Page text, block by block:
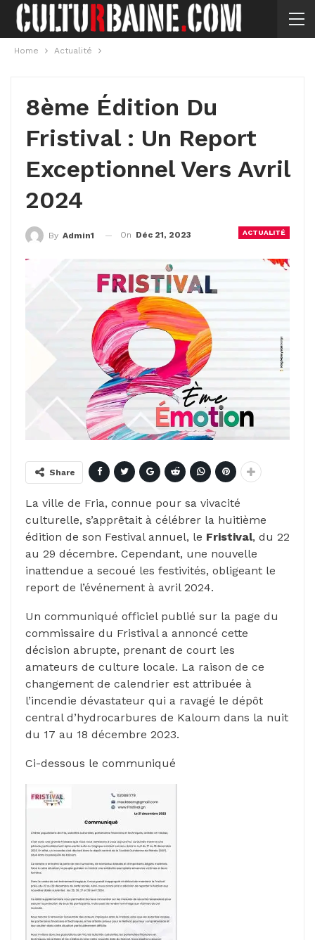
Home Actualité
8ème Édition Du
Fristival : Un Report
Exceptionnel Vers Avril
2024
ACTUALITÉ
By Admin1 On Déc 21, 2023
Share
La ville de Fria, connue pour sa vivacité
culturelle, s’apprêtait à célébrer la huitième
édition de son Festival annuel, le Fristival, du 22
au 29 décembre. Cependant, une nouvelle
inattendue a secoué les festivités, obligeant le
report de l’événement à avril 2024.
Un communiqué officiel publié sur la page du
commissaire du Fristival a annoncé cette
décision abrupte, prenant de court les
amateurs de culture locale. La raison de ce
changement de calendrier est attribuée à
l’incendie dévastateur qui a ravagé le dépôt
central d’hydrocarbures de Kaloum dans la nuit
du 17 au 18 décembre 2023.
Ci-dessous le communiqué